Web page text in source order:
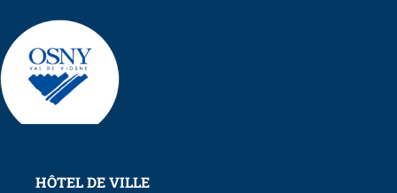
HÔTEL DE VILLE